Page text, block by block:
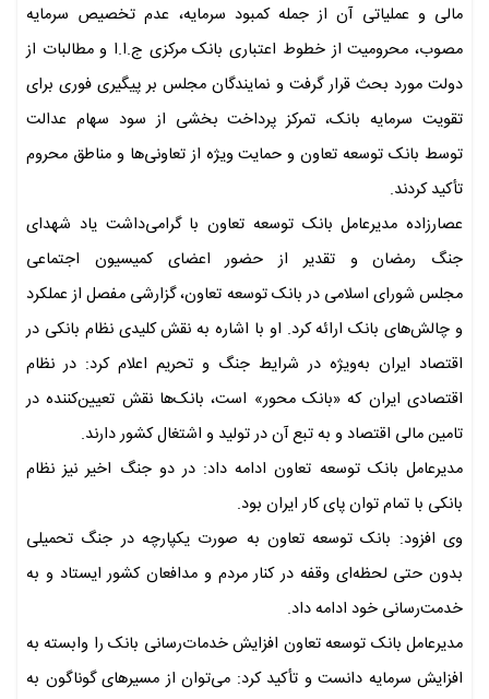
مالی و عملیاتی آن‌ از جمله کمبود سرمایه، عدم تخصیص سرمایه
مصوب، محرومیت از خطوط اعتباری بانک مرکزی ج.ا.ا و مطالبات از
دولت مورد بحث قرار گرفت و نمایندگان مجلس بر پیگیری فوری برای
تقویت سرمایه بانک، تمرکز پرداخت بخشی از سود سهام عدالت
توسط بانک توسعه تعاون و حمایت ویژه از تعاونی‌ها و مناطق محروم
تأکید کردند.
عصارزاده مدیرعامل بانک توسعه تعاون با گرامی‌داشت یاد شهدای
جنگ رمضان و تقدیر از حضور اعضای کمیسیون اجتماعی
مجلس شورای اسلامی در بانک توسعه تعاون، گزارشی مفصل از عملکرد
و چالش‌های بانک ارائه کرد. او با اشاره به نقش کلیدی نظام بانکی در
اقتصاد ایران به‌ویژه در شرایط جنگ و تحریم اعلام کرد: در نظام
اقتصادی ایران که «بانک محور» است، بانک‌ها نقش تعیین‌کننده در
تامین مالی اقتصاد و به تبع آن در تولید و اشتغال کشور دارند.
مدیرعامل بانک توسعه تعاون ادامه داد: در دو جنگ اخیر نیز نظام
بانکی با تمام توان پای کار ایران بود.
وی افزود: بانک توسعه تعاون به صورت یکپارچه در جنگ تحمیلی
بدون حتی لحظه‌ای وقفه در کنار مردم و مدافعان کشور ایستاد و به
خدمت‌رسانی خود ادامه داد.
مدیرعامل بانک توسعه تعاون افزایش خدمات‌رسانی بانک را وابسته به
افزایش سرمایه دانست و تأکید کرد: می‌توان از مسیرهای گوناگون به